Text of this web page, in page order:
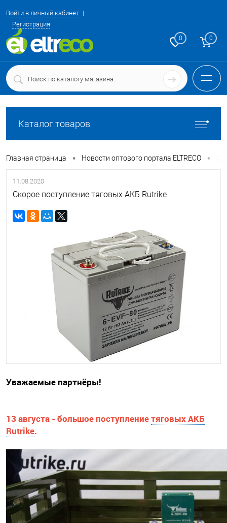
Войти в личный кабинет
Регистрация
0 0
Каталог товаров
Главная страница • Новости оптового портала ELTRECO •
11.08.2020
Скорое поступление тяговых АКБ Rutrike
Уважаемые партнёры!
13 августа - большое поступлениетяговых АКБ
Rutrike.